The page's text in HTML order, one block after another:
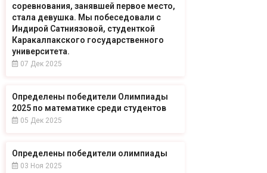
соревнования, занявшей первое место,
стала девушка. Мы побеседовали с
Индирой Сатниязовой, студенткой
Каракалпакского государственного
университета.
07 Дек 2025
Определены победители Олимпиады
2025 по математике среди студентов
05 Дек 2025
Определены победители олимпиады
03 Ноя 2025